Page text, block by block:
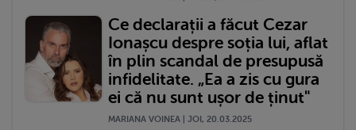
Ce declarații a făcut Cezar
Ionașcu despre soția lui, aflat
în plin scandal de presupusă
infidelitate. „Ea a zis cu gura
ei că nu sunt ușor de ținut"
MARIANA VOINEA | JOI, 20.03.2025